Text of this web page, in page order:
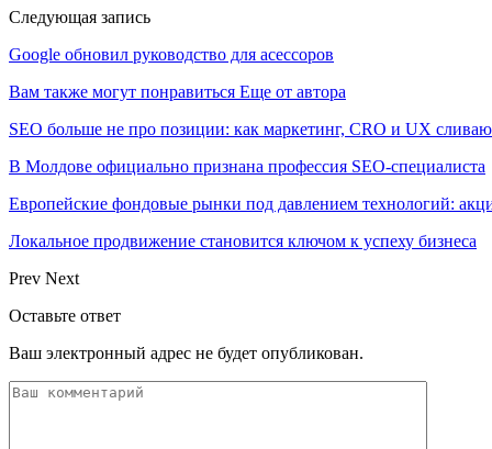
Следующая запись
Google обновил руководство для асессоров
Вам также могут понравиться Еще от автора
SEO больше не про позиции: как маркетинг, CRO и UX
В Молдове официально признана профессия SEO-специалиста
Европейские фондовые рынки под давлением технологий:
Локальное продвижение становится ключом к успеху бизнеса
Prev Next
Оставьте ответ
Ваш электронный адрес не будет опубликован.